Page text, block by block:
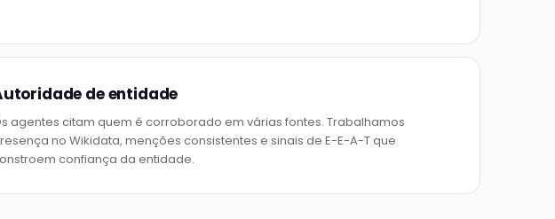
de entidade
agentes citam quem é corroborado em várias fontes. Trabalhamos
no Wikidata, menções consistentes e sinais de E-E-A-T que
confiança da entidade.